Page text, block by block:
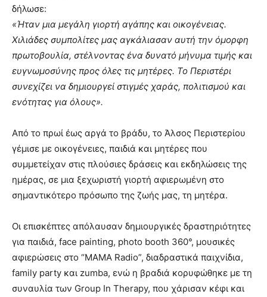
δήλωσε:
«Ήταν μια μεγάλη γιορτή αγάπης και οικογένειας.
Χιλιάδες συμπολίτες μας αγκάλιασαν αυτή την όμορφη
πρωτοβουλία, στέλνοντας ένα δυνατό μήνυμα τιμής και
ευγνωμοσύνης προς όλες τις μητέρες. Το Περιστέρι
συνεχίζει να δημιουργεί στιγμές χαράς, πολιτισμού και
ενότητας για όλους».
Από το πρωί έως αργά το βράδυ, το Άλσος Περιστερίου
γέμισε με οικογένειες, παιδιά και μητέρες που
συμμετείχαν στις πλούσιες δράσεις και εκδηλώσεις της
ημέρας, σε μια ξεχωριστή γιορτή αφιερωμένη στο
σημαντικότερο πρόσωπο της ζωής μας, τη μητέρα.
Οι επισκέπτες απόλαυσαν δημιουργικές δραστηριότητες
για παιδιά, face painting, photo booth 360°, μουσικές
αφιερώσεις στο “MAMA Radio”, διαδραστικά παιχνίδια,
family party και zumba, ενώ η βραδιά κορυφώθηκε με τη
συναυλία των Group In Therapy, που χάρισαν κέφι και